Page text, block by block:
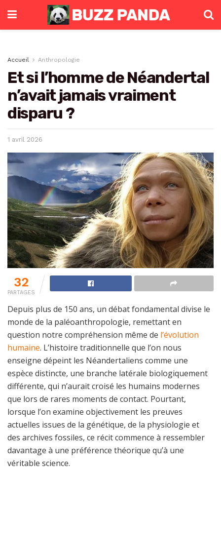
Accueil Anthropologie
Et si l’homme de Néandertal
n’avait jamais vraiment
disparu ?
1 avril 2026
32
PARTAGES
Depuis plus de 150 ans, un débat fondamental divise le
monde de la paléoanthropologie, remettant en
question notre compréhension même de l’évolution
humaine. L’histoire traditionnelle que l’on nous
enseigne dépeint les Néandertaliens comme une
espèce distincte, une branche latérale biologiquement
différente, qui n’aurait croisé les humains modernes
que lors de rares moments de contact. Pourtant,
lorsque l’on examine objectivement les preuves
actuelles issues de la génétique, de la physiologie et
des archives fossiles, ce récit commence à ressembler
davantage à une préférence théorique qu’à une
véritable science.